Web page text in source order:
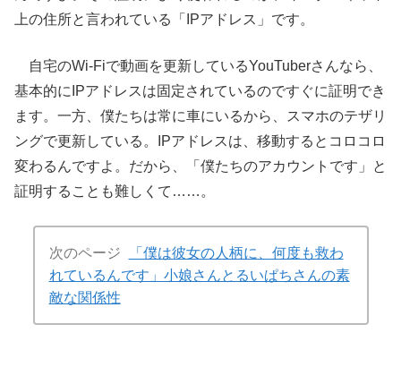
上の住所と言われている「IPアドレス」です。
自宅のWi-Fiで動画を更新しているYouTuberさんなら、
基本的にIPアドレスは固定されているのですぐに証明でき
ます。一方、僕たちは常に車にいるから、スマホのテザリ
ングで更新している。IPアドレスは、移動するとコロコロ
変わるんですよ。だから、「僕たちのアカウントです」と
証明することも難しくて……。
次のページ
「僕は彼女の人柄に、何度も救わ
れているんです」小娘さんとるいぱちさんの素
敵な関係性